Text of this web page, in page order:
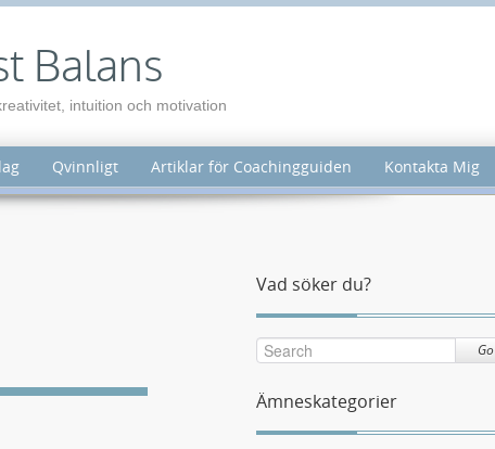
Balans
intuition och motivation
Qvinnligt Artiklar för Coachingguiden Kontakta Mig
Vad söker du?
Go
Ämneskategorier